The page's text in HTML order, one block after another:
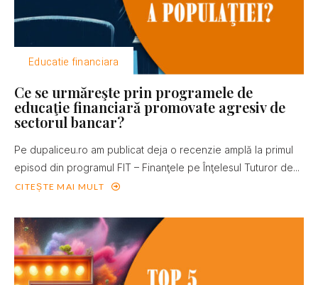
Educatie financiara
Ce se urmăreşte prin programele de
educaţie financiară promovate agresiv de
sectorul bancar?
Pe dupaliceu.ro am publicat deja o recenzie amplă la primul
episod din programul FIT – Finanţele pe Înţelesul Tuturor de...
CITEȘTE MAI MULT